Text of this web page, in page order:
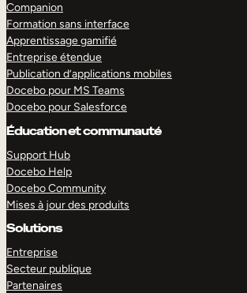
Companion
Formation sans interface
Apprentissage gamifié
Entreprise étendue
Publication d’applications mobiles
Docebo pour MS Teams
Docebo pour Salesforce
Éducation et communauté
Support Hub
Docebo Help
Docebo Community
Mises à jour des produits
Solutions
Entreprise
Secteur publique
Partenaires